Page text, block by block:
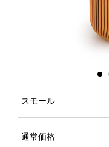
スモール
通常価格